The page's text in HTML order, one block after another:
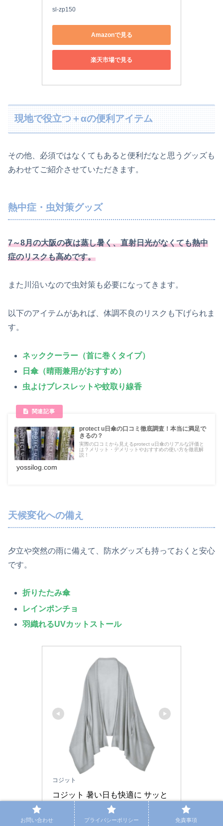
sl-zp150
Amazonで見る
楽天市場で見る
現地で役立つ＋αの便利アイテム
その他、必須ではなくてもあると便利だなと思うグッズも
あわせてご紹介させていただきます。
熱中症・虫対策グッズ
7～8月の大阪の夜は蒸し暑く、直射日光がなくても熱中
症のリスクも高めです。
また川沿いなので虫対策も必要になってきます。
以下のアイテムがあれば、体調不良のリスクも下げられま
す。
ネッククーラー（首に巻くタイプ）
日傘（晴雨兼用がおすすめ）
虫よけブレスレットや蚊取り線香
protect u日傘の口コミ徹底調査！本当に満足で
きるの？
実際の口コミから見えるprotect u日傘のリアルな評価と
は？メリット・デメリットやおすすめの使い方を徹底解
説！
yossilog.com
天候変化への備え
夕立や突然の雨に備えて、防水グッズも持っておくと安心
です。
折りたたみ傘
レインポンチョ
羽織れるUVカットストール
コジット
コジット 暑い日も快適に サッと
羽織るだけで 紫外線対策 PRECI
OUS UV COOLケープストール
お問い合わせ プライバシーポリシー 免責事項